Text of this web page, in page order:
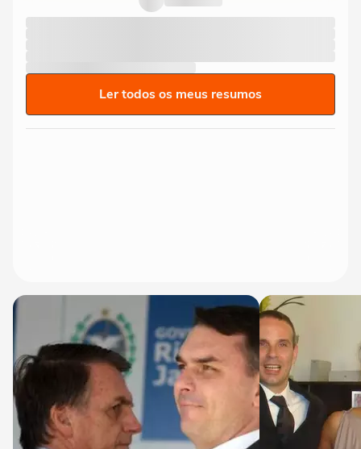
Ler todos os meus resumos